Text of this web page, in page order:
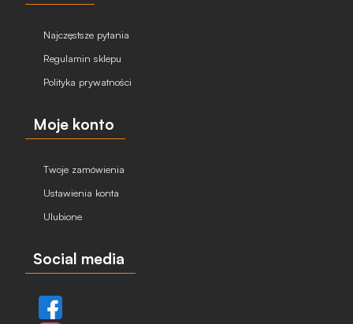
Najczęstsze pytania
Regulamin sklepu
Polityka prywatności
Moje konto
Twoje zamówienia
Ustawienia konta
Ulubione
Social media